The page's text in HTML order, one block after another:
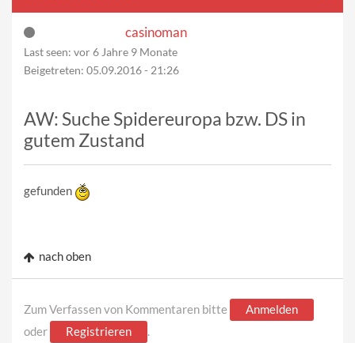
casinoman
Last seen: vor 6 Jahre 9 Monate
Beigetreten: 05.09.2016 - 21:26
AW: Suche Spidereuropa bzw. DS in
gutem Zustand
gefunden
nach oben
Zum Verfassen von Kommentaren bitte
Anmelden
oder
Registrieren .